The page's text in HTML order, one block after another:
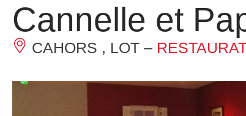
Cannelle et
CAHORS , LOT –